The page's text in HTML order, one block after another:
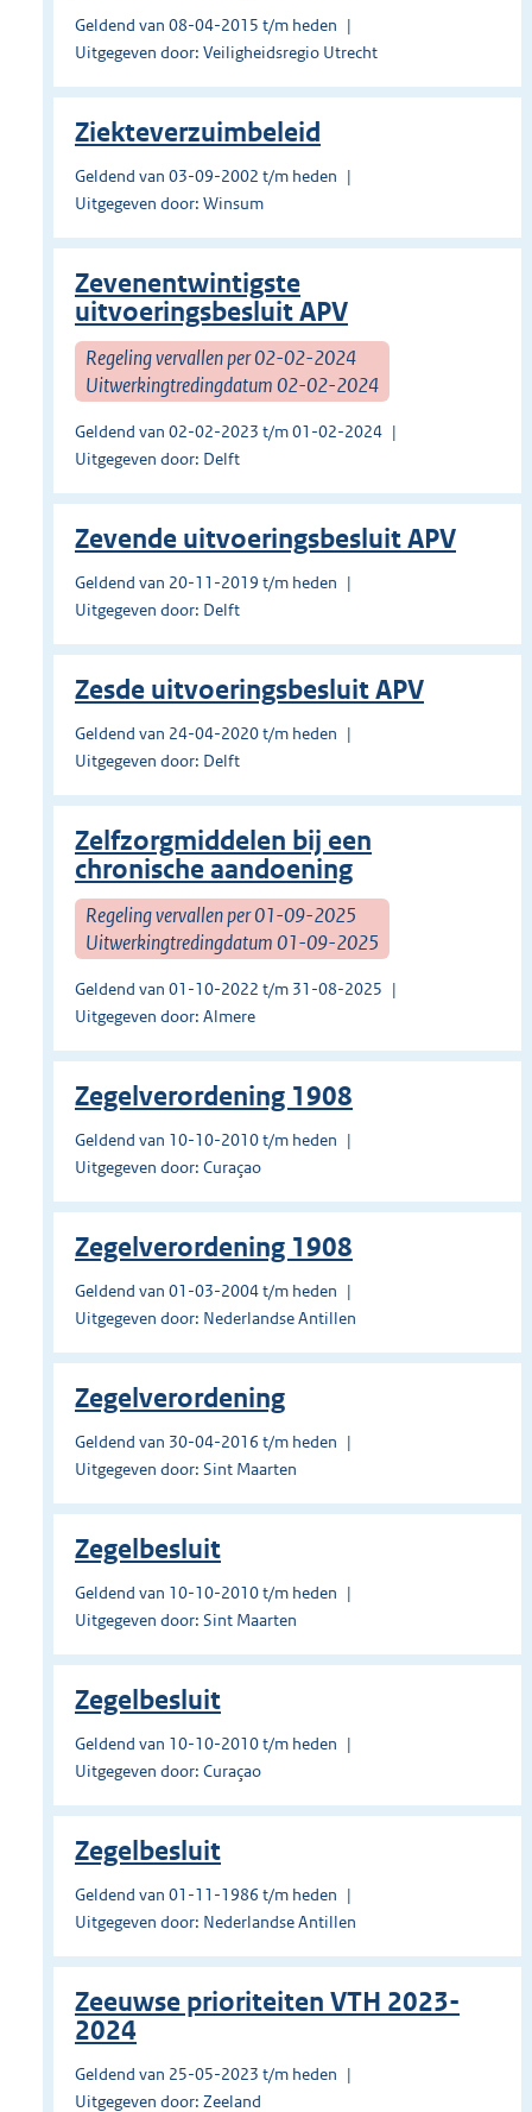
Geldend van 08-04-2015 t/m heden
Uitgegeven door: Veiligheidsregio Utrecht
Ziekteverzuimbeleid
Geldend van 03-09-2002 t/m heden
Uitgegeven door: Winsum
Zevenentwintigste
uitvoeringsbesluit APV
Regeling vervallen per 02-02-2024
Uitwerkingtredingdatum 02-02-2024
Geldend van 02-02-2023 t/m 01-02-2024
Uitgegeven door: Delft
Zevende uitvoeringsbesluit APV
Geldend van 20-11-2019 t/m heden
Uitgegeven door: Delft
Zesde uitvoeringsbesluit APV
Geldend van 24-04-2020 t/m heden
Uitgegeven door: Delft
Zelfzorgmiddelen bij een
chronische aandoening
Regeling vervallen per 01-09-2025
Uitwerkingtredingdatum 01-09-2025
Geldend van 01-10-2022 t/m 31-08-2025
Uitgegeven door: Almere
Zegelverordening 1908
Geldend van 10-10-2010 t/m heden
Uitgegeven door: Curaçao
Zegelverordening 1908
Geldend van 01-03-2004 t/m heden
Uitgegeven door: Nederlandse Antillen
Zegelverordening
Geldend van 30-04-2016 t/m heden
Uitgegeven door: Sint Maarten
Zegelbesluit
Geldend van 10-10-2010 t/m heden
Uitgegeven door: Sint Maarten
Zegelbesluit
Geldend van 10-10-2010 t/m heden
Uitgegeven door: Curaçao
Zegelbesluit
Geldend van 01-11-1986 t/m heden
Uitgegeven door: Nederlandse Antillen
Zeeuwse prioriteiten VTH 2023-
2024
Geldend van 25-05-2023 t/m heden
Uitgegeven door: Zeeland